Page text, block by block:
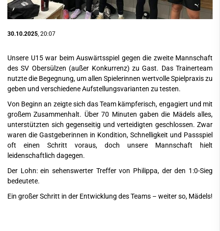
30.10.2025, 20:07
Unsere U15 war beim Auswärtsspiel gegen die zweite Mannschaft
des SV Obersülzen (außer Konkurrenz) zu Gast. Das Trainerteam
nutzte die Begegnung, um allen Spielerinnen wertvolle Spielpraxis zu
geben und verschiedene Aufstellungsvarianten zu testen.
Von Beginn an zeigte sich das Team kämpferisch, engagiert und mit
großem Zusammenhalt. Über 70 Minuten gaben die Mädels alles,
unterstützten sich gegenseitig und verteidigten geschlossen. Zwar
waren die Gastgeberinnen in Kondition, Schnelligkeit und Passspiel
oft einen Schritt voraus, doch unsere Mannschaft hielt
leidenschaftlich dagegen.
Der Lohn: ein sehenswerter Treffer von Philippa, der den 1:0-Sieg
bedeutete.
Ein großer Schritt in der Entwicklung des Teams – weiter so, Mädels!